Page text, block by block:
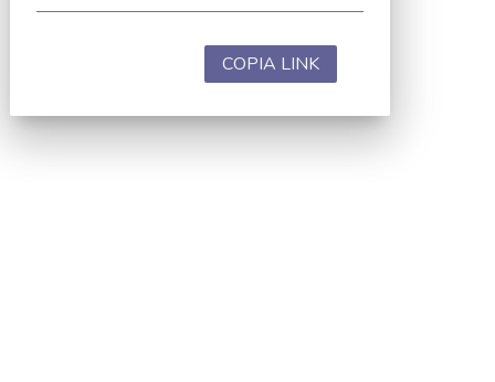
COPIA LINK